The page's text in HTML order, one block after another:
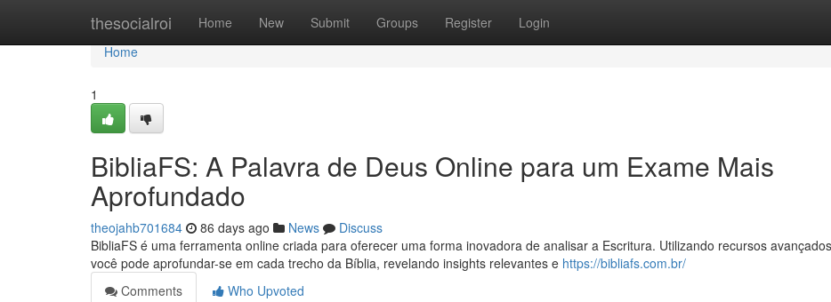
thesocialroi Home New Submit Groups Register Login
Home
Home
1
BibliaFS: A Palavra de Deus Online para um Exame Mais
Aprofundado
theojahb701684 86 days ago News
Discuss
BibliaFS é uma ferramenta online criada para oferecer uma forma inovadora de analisar a Escritura. Utilizando recursos
você pode aprofundar-se em cada trecho da Bíblia, revelando insights relevantes e https://bibliafs.com.br/
Comments
Who Upvoted